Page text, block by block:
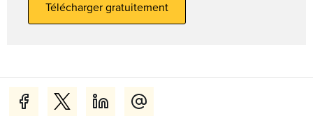
Télécharger gratuitement
Additional Resources